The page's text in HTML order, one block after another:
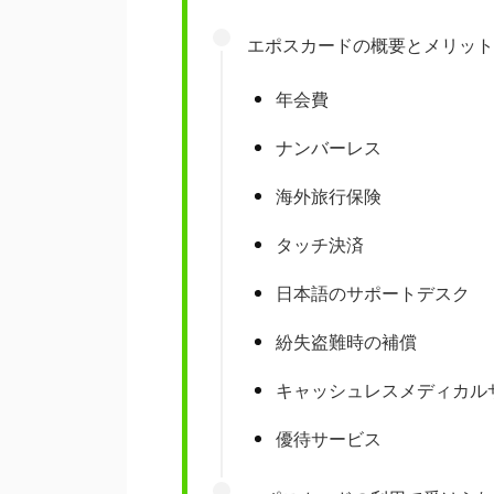
エポスカードの概要とメリット
年会費
ナンバーレス
海外旅行保険
タッチ決済
日本語のサポートデスク
紛失盗難時の補償
キャッシュレスメディカル
優待サービス